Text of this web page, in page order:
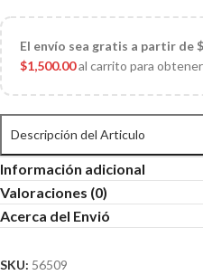
El envío sea gratis a partir de
$1,500.00al carrito para obtener
Descripción del Articulo
Información adicional
Valoraciones (0)
Acerca del Envió
SKU: 56509